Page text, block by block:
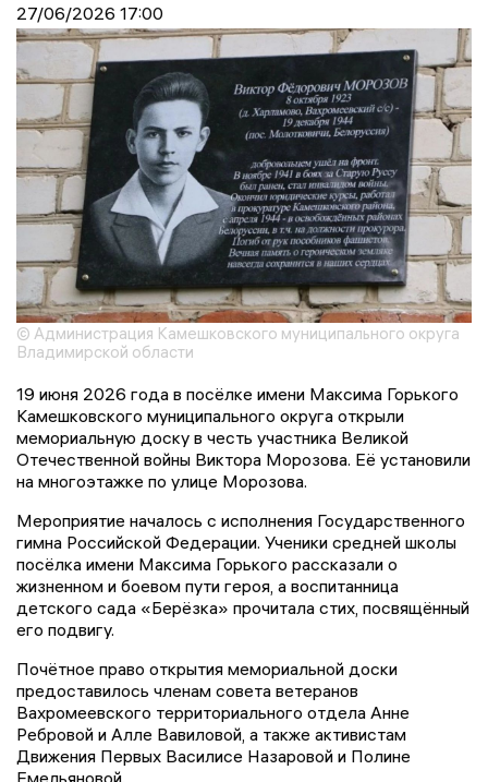
27/06/2026 17:00
© Администрация Камешковского муниципального округа
Владимирской области
19 июня 2026 года в посёлке имени Максима Горького
Камешковского муниципального округа открыли
мемориальную доску в честь участника Великой
Отечественной войны Виктора Морозова. Её установили
на многоэтажке по улице Морозова.
Мероприятие началось с исполнения Государственного
гимна Российской Федерации. Ученики средней школы
посёлка имени Максима Горького рассказали о
жизненном и боевом пути героя, а воспитанница
детского сада «Берёзка» прочитала стих, посвящённый
его подвигу.
Почётное право открытия мемориальной доски
предоставилось членам совета ветеранов
Вахромеевского территориального отдела Анне
Ребровой и Алле Вавиловой, а также активистам
Движения Первых Василисе Назаровой и Полине
Емельяновой.